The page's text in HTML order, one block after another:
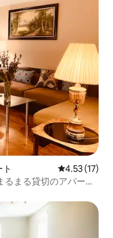
レビュー17
4.53 (17)
まる貸切のアパート